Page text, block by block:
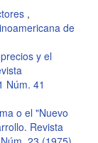
,
de
y el
Núm. 41
o el "Nuevo
Revista